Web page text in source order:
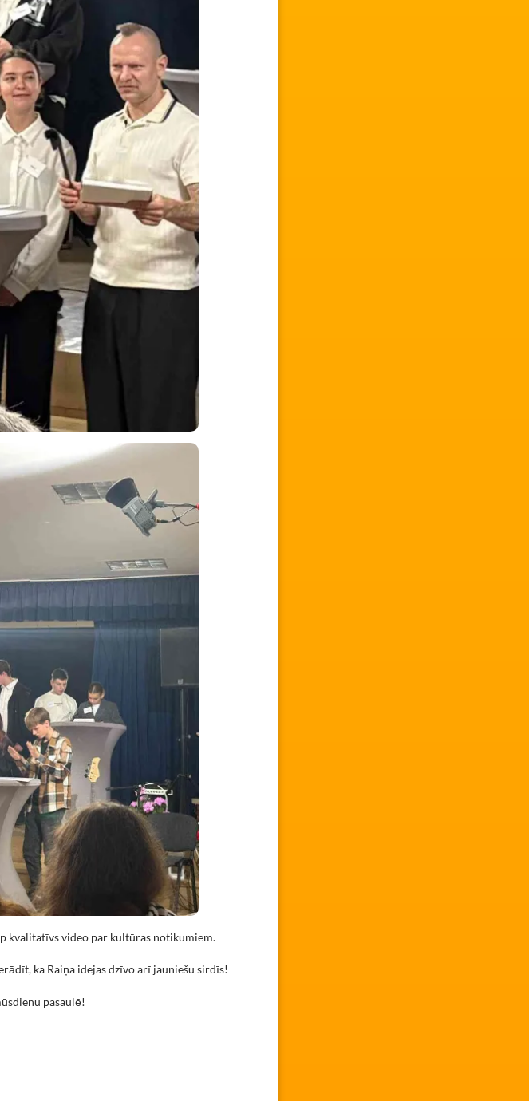
kvalitatīvs video par kultūras notikumiem.
ka Raiņa idejas dzīvo arī jauniešu sirdīs!
pasaulē!